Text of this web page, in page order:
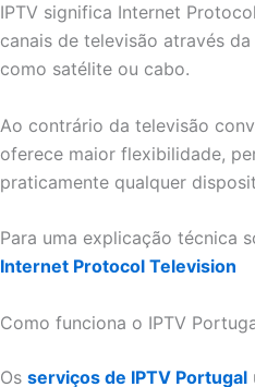
IPTV significa Internet
canais de televisão através
como satélite ou cabo.
Ao contrário da televisão
oferece maior flexibilidade,
praticamente qualquer
Para uma explicação técnica
Internet Protocol Television
Como funciona o IPTV
Os serviços de IPTV Portugal